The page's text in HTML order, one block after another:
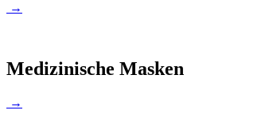
→
Medizinische Masken
→